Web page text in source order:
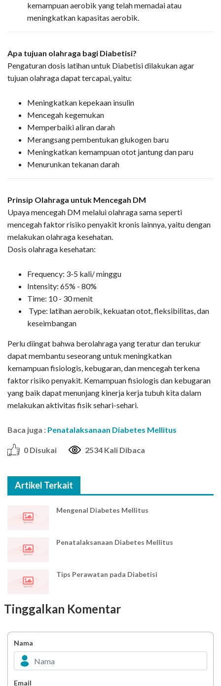
kemampuan aerobik yang telah memadai atau
meningkatkan kapasitas aerobik.
Apa tujuan olahraga bagi Diabetisi?
Pengaturan dosis latihan untuk Diabetisi dilakukan agar
tujuan olahraga dapat tercapai, yaitu:
Meningkatkan kepekaan insulin
Mencegah kegemukan
Memperbaiki aliran darah
Merangsang pembentukan glukogen baru
Meningkatkan kemampuan otot jantung dan paru
Menurunkan tekanan darah
Prinsip Olahraga untuk Mencegah DM
Upaya mencegah DM melalui olahraga sama seperti
mencegah faktor risiko penyakit kronis lainnya, yaitu dengan
melakukan olahraga kesehatan.
Dosis olahraga kesehatan:
Frequency: 3-5 kali/ minggu
Intensity: 65% - 80%
Time: 10 - 30 menit
Type: latihan aerobik, kekuatan otot, fleksibilitas, dan
keseimbangan
Perlu diingat bahwa berolahraga yang teratur dan terukur
dapat membantu seseorang untuk meningkatkan
kemampuan fisiologis, kebugaran, dan mencegah terkena
faktor risiko penyakit. Kemampuan fisiologis dan kebugaran
yang baik dapat menunjang kinerja kerja tubuh kita dalam
melakukan aktivitas fisik sehari-sehari.
Baca juga : Penatalaksanaan Diabetes Mellitus
0 Disukai 2534 Kali Dibaca
Artikel Terkait
Mengenal Diabetes Mellitus
Penatalaksanaan Diabetes Mellitus
Tips Perawatan pada Diabetisi
Tinggalkan Komentar
Nama
Email